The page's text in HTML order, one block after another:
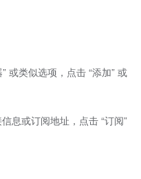
或类似选项，点击 “添加” 或
息或订阅地址，点击 “订阅”